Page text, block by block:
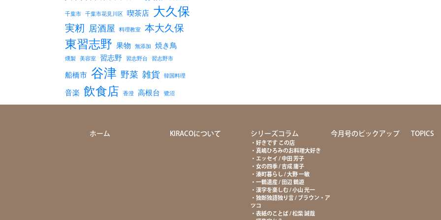
千葉市 千葉市花見川区 喫茶店 大久保
実籾 居酒屋 料理教室 本大久保
東習志野 果物 無添加 焼き鳥
燻製 美容室 習志野 習志野台 習志野市
船橋市 谷津 野菜 雑貨 韓国料理
音楽 飲食店 香澄 高根台 鷺沼
ホーム KIRACOについて シリーズコラム
好きです この店
真嶋ひろみのお料理大好き
エッセイ / 中田 芳子
女の四季 / 吉成 庸子
湊町暮らし / 大野 一敏
一鶴遺産 / 田辺 鶴遊
漢字を楽しむ / 小山 光一
独断独語独り言 / ブラウン・ア
ツコ
表紙のことば / 松柴 誠哉
今月号のピックアップ TOPICS